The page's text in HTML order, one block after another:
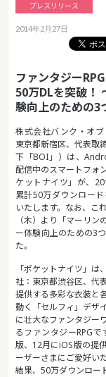
プレスリリース
2014年2月27日
ファンタジー
50万DLを突破！
験向上のための3
株式会社バンク・オブ
東京都新宿区、代表取
下「BOI」）は、
配信中のスマートフォ
ケットナイツ」が、
累計50万ダウンロー
いたします。なお、こ
（木）より「マーリ
ー体験向上のための3
た。
「ポケットナイツ」
社：東京都渋谷区、代
提供する多彩な衣装と
動く「セルフィ」デザ
に壮大なファンタジー
るファンタジーRPG
版、12月にiOS版の提
ーザーさまにご愛好い
結果、50万ダウンロー